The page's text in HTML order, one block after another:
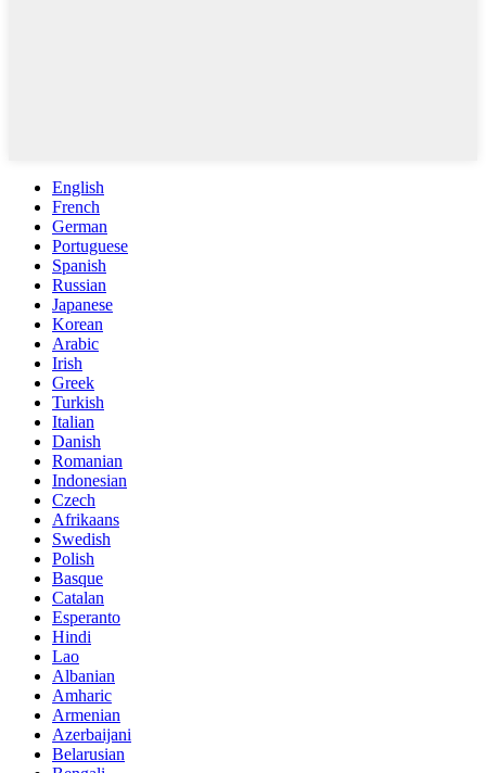
English
French
German
Portuguese
Spanish
Russian
Japanese
Korean
Arabic
Irish
Greek
Turkish
Italian
Danish
Romanian
Indonesian
Czech
Afrikaans
Swedish
Polish
Basque
Catalan
Esperanto
Hindi
Lao
Albanian
Amharic
Armenian
Azerbaijani
Belarusian